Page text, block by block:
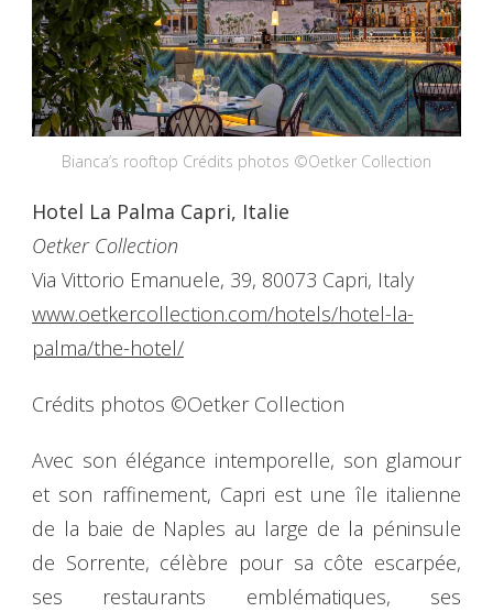
Bianca’s rooftop Crédits photos ©Oetker Collection
Hotel La Palma Capri, Italie
Oetker Collection
Via Vittorio Emanuele, 39, 80073 Capri, Italy
www.oetkercollection.com/hotels/hotel-la-
palma/the-hotel/
Crédits photos ©Oetker Collection
Avec son élégance intemporelle, son glamour
et son raffinement, Capri est une île italienne
de la baie de Naples au large de la péninsule
de Sorrente, célèbre pour sa côte escarpée,
ses restaurants emblématiques, ses